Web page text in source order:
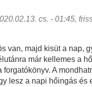
cs. - 01:45,
van, majd kisüt a nap,
már kellemes a
forgatókönyv. A
lesz a napi hőingás és